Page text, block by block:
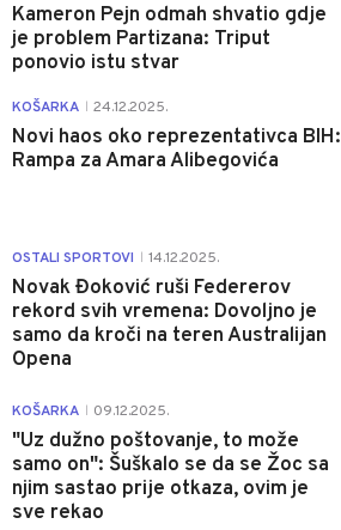
Kameron Pejn odmah shvatio gdje
je problem Partizana: Triput
ponovio istu stvar
KOŠARKA 24.12.2025.
Novi haos oko reprezentativca BIH:
Rampa za Amara Alibegovića
OSTALI SPORTOVI 14.12.2025.
Novak Đoković ruši Federerov
rekord svih vremena: Dovoljno je
samo da kroči na teren Australijan
Opena
KOŠARKA 09.12.2025.
"Uz dužno poštovanje, to može
samo on": Šuškalo se da se Žoc sa
njim sastao prije otkaza, ovim je
sve rekao